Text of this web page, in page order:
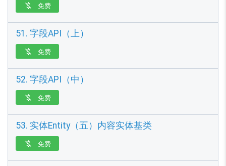
 免费
51. 字段API（上）
 免费
52. 字段API（中）
 免费
53. 实体Entity（五）内容实体基类
 免费